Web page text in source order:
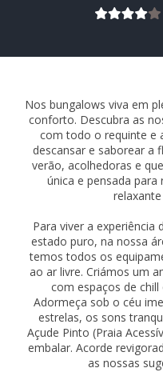
Nos bungalows viva em
conforto. Descubra as
com todo o requinte e
descansar e saborear a
verão, acolhedoras e
única e pensada
Para viver a
estado puro, na nossa
temos todos os
ao ar livre. Criámos um
com espaços de chill
Adormeça sob o céu
estrelas, os sons
Açude Pinto (Praia
embalar. Acorde
as nossas